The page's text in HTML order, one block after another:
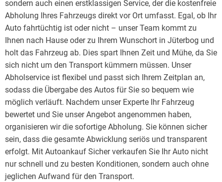
sondern auch einen erstklassigen Service, der die kostenfreie
Abholung Ihres Fahrzeugs direkt vor Ort umfasst. Egal, ob Ihr
Auto fahrtüchtig ist oder nicht – unser Team kommt zu
Ihnen nach Hause oder zu Ihrem Wunschort in Jüterbog und
holt das Fahrzeug ab. Dies spart Ihnen Zeit und Mühe, da Sie
sich nicht um den Transport kümmern müssen. Unser
Abholservice ist flexibel und passt sich Ihrem Zeitplan an,
sodass die Übergabe des Autos für Sie so bequem wie
möglich verläuft. Nachdem unser Experte Ihr Fahrzeug
bewertet und Sie unser Angebot angenommen haben,
organisieren wir die sofortige Abholung. Sie können sicher
sein, dass die gesamte Abwicklung seriös und transparent
erfolgt. Mit Autoankauf Sicher verkaufen Sie Ihr Auto nicht
nur schnell und zu besten Konditionen, sondern auch ohne
jeglichen Aufwand für den Transport.